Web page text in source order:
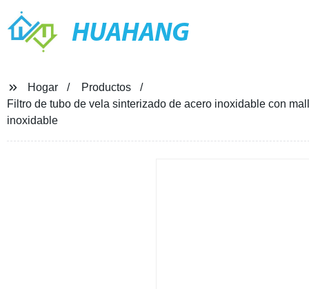
HUAHANG
Hogar
Productos
Filtro de tubo de vela sinterizado de acero inoxidable con
inoxidable